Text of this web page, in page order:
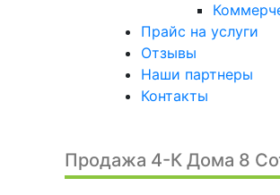
Прайс на услуги
Отзывы
Наши партнеры
Контакты
Продажа 4-К Дома 8